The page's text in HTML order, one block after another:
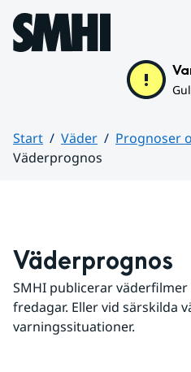
Hoppa till sidans innehåll
Start Väder
Prognoser
Väderprognos
Väderprognos
SMHI publicerar
fredagar. Eller vid särskilda
varningssituationer.